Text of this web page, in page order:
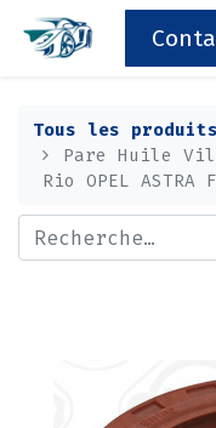
Tous les produits
Pare Huile
Rio OPEL ASTRA